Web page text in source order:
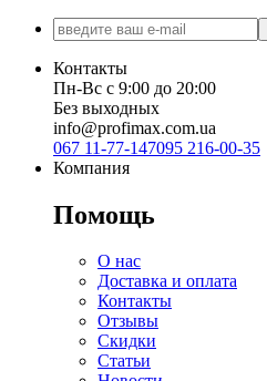
Контакты
Пн-Вс с 9:00 до 20:00
Без выходных
info@profimax.com.ua
067 11-77-147095 216-00-35
Компания
Помощь
О нас
Доставка и оплата
Контакты
Отзывы
Скидки
Статьи